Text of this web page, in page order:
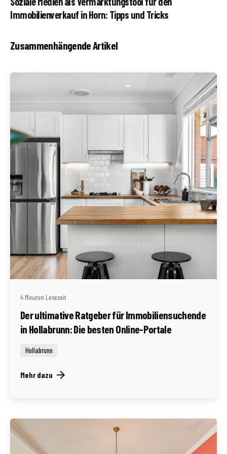
Immobilienverkauf in Horn: Tipps und Tricks
Zusammenhängende Artikel
Geschrieben von
Redaktion Immofragen Bezirk: Horn & Hollabrunn
(AT)
4 Minuten Lesezeit
Der ultimative Ratgeber für Immobiliensuchende
in Hollabrunn: Die besten Online-Portale
Hollabrunn
Mehr dazu